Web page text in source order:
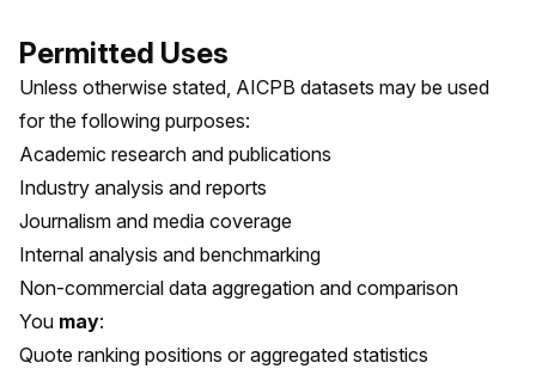
Permitted Uses
Unless otherwise stated, AICPB datasets may be used
for the following purposes:
Academic research and publications
Industry analysis and reports
Journalism and media coverage
Internal analysis and benchmarking
Non-commercial data aggregation and comparison
You may:
Quote ranking positions or aggregated statistics